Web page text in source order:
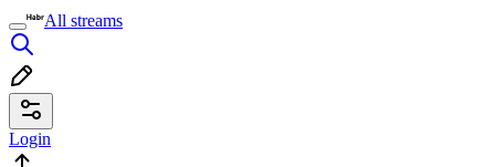
All streams
Login